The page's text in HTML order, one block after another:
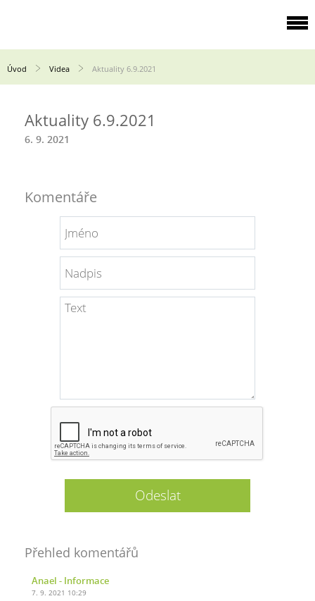
Úvod Videa Aktuality 6.9.2021
Aktuality 6.9.2021
6. 9. 2021
Komentáře
Přehled komentářů
Anael - Informace
7. 9. 2021 10:29